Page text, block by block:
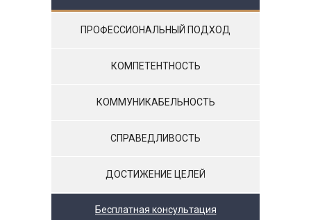
ПРОФЕССИОНАЛЬНЫЙ ПОДХОД
КОМПЕТЕНТНОСТЬ
КОММУНИКАБЕЛЬНОСТЬ
СПРАВЕДЛИВОСТЬ
ДОСТИЖЕНИЕ ЦЕЛЕЙ
Бесплатная консультация